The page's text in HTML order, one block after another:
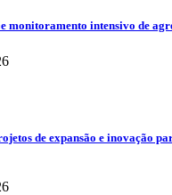
monitoramento intensivo de
de expansão e inovação